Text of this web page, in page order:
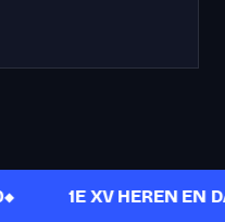
1E XV HEREN EN